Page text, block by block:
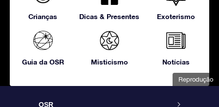
Reprodução
Crianças Dicas & Presentes Exoterismo
Guia da OSR Misticismo Notícias
OSR